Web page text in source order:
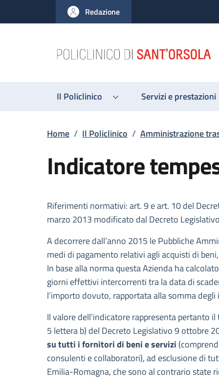
al contenuto principale
to footer content
Redazione
Il Policlinico Servizi e prestazioni
Briciole di pane
Home / Il Policlinico / Amministrazione
Indicatore
Descrizione
Riferimenti normativi: art. 9 e art. 10 del
marzo 2013 modificato dal Decreto
A decorrere dall’anno 2015 le Pubbliche
medi di pagamento relativi agli acquisti di
In base alla norma questa Azienda ha
giorni effettivi intercorrenti tra la data di
l’importo dovuto, rapportata alla somma
Il valore dell’indicatore rappresenta pertanto
5 lettera b) del Decreto Legislativo 9 ottobre
su tutti i fornitori di beni e servizi
consulenti e collaboratori), ad esclusione di
Emilia-Romagna, che sono al contrario state